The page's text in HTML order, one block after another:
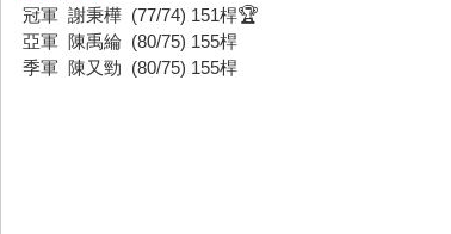
冠軍  謝秉樺  (77/74) 151桿🏆
亞軍  陳禹綸  (80/75) 155桿
季軍  陳又勁  (80/75) 155桿